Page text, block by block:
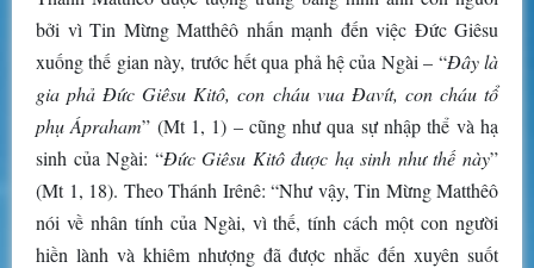
bởi vì Tin Mừng Matthêô nhấn mạnh đến việc Đức Giêsu
xuống thế gian này, trước hết qua phả hệ của Ngài – “Đây là
gia phả Đức Giêsu Kitô, con cháu vua Đavít, con cháu tổ
phụ Ápraham” (Mt 1, 1) – cũng như qua sự nhập thể và hạ
sinh của Ngài: “Đức Giêsu Kitô được hạ sinh như thế này”
(Mt 1, 18). Theo Thánh Irênê: “Như vậy, Tin Mừng Matthêô
nói về nhân tính của Ngài, vì thế, tính cách một con người
hiền lành và khiêm nhượng đã được nhắc đến xuyên suốt